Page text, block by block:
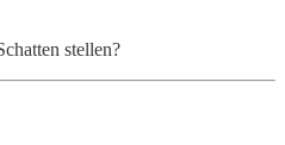
stellen?